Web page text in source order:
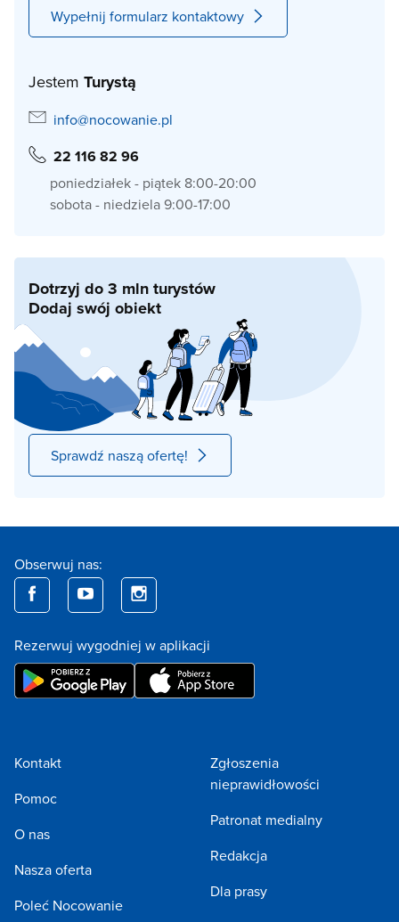
Wypełnij formularz kontaktowy
Jestem Turystą
info@nocowanie.pl
22 116 82 96
poniedziałek - piątek 8:00-20:00
sobota - niedziela 9:00-17:00
Dotrzyj do 3 mln turystów
Dodaj swój obiekt
Sprawdź naszą ofertę!
Obserwuj nas:
Rezerwuj wygodniej w aplikacji
Kontakt
Pomoc
O nas
Nasza oferta
Poleć Nocowanie
Zgłoszenia
nieprawidłowości
Patronat medialny
Redakcja
Dla prasy